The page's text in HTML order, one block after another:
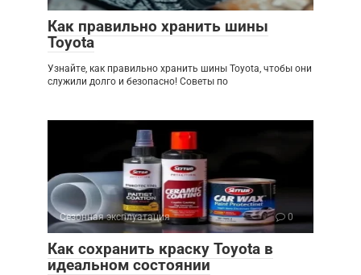
Как правильно хранить шины
Toyota
Узнайте, как правильно хранить шины Toyota, чтобы они
служили долго и безопасно! Советы по
Сезонная эксплуатация 0
Как сохранить краску Toyota в
идеальном состоянии